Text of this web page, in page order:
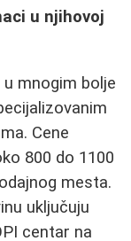
u njihovoj
mnogim bolje
Cene
800 do 1100
mesta.
uključuju
centar na